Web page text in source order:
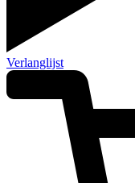
Verlanglijst